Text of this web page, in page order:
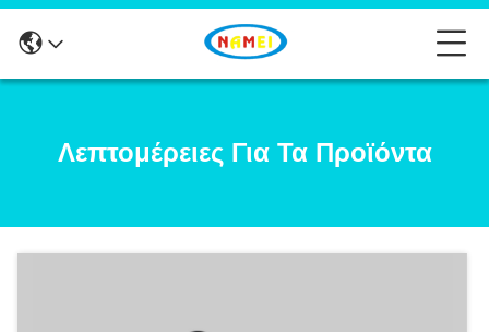
Λεπτομέρειες Για Τα Προϊόντα